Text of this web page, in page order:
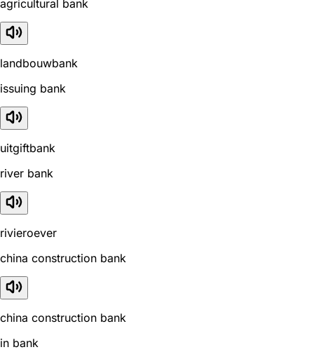
agricultural bank
landbouwbank
issuing bank
uitgiftbank
river bank
rivieroever
china construction bank
china construction bank
in bank